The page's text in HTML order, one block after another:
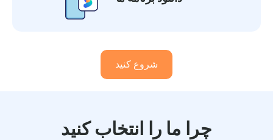
شروع کنید
چرا ما را انتخاب کنید